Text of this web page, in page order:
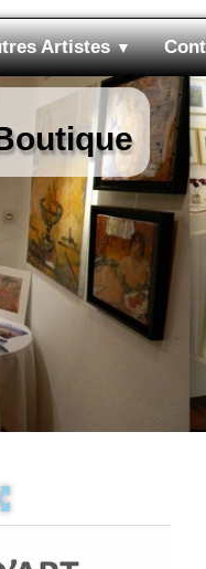
Artistes▼